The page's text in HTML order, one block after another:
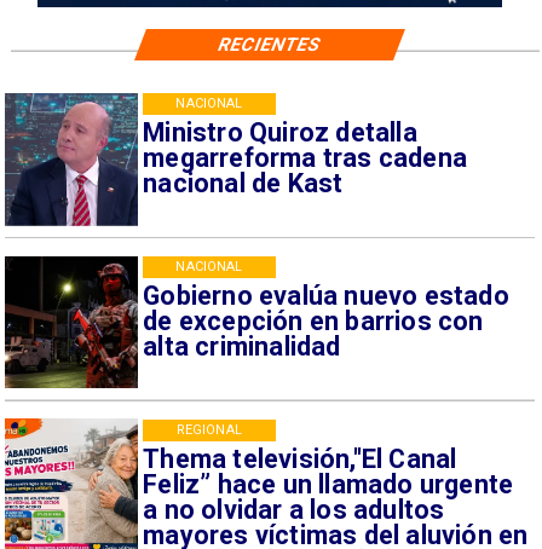
Ministro Quiroz detalla
megarreforma tras cadena
nacional de Kast
NACIONAL
Gobierno evalúa nuevo estado
de excepción en barrios con
alta criminalidad
NACIONAL
Thema televisión,"El Canal
Feliz” hace un llamado urgente
a no olvidar a los adultos
mayores víctimas del aluvión en
REGIONAL
RECIENTES